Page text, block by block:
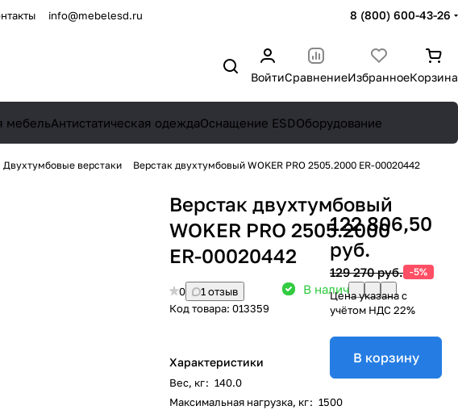
info@mebelesd.ru 8 (800) 600-43-26
ВойтиСравнениеИзбранноеКорзина
мебельАнтистатическая одеждаОснащение ESDОборудование
Двухтумбовые верстаки Верстак двухтумбовый WOKER PRO 2505.2000 ER-00020442
Верстак двухтумбовый
WOKER PRO 2505.2000
ER-00020442
0
1 отзыв
Код товара: 013359
В наличии: 10
Характеристики
Вес, кг: 140.0
Максимальная нагрузка, кг: 1500
122 806,50
руб.
129 270 руб. -5%
Цена указана с
учётом НДС 22%
В корзину